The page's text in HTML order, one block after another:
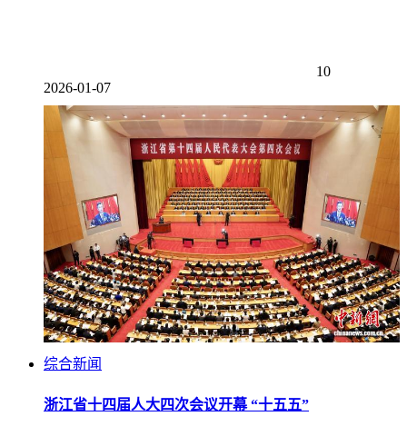
10
2026-01-07
综合新闻
浙江省十四届人大四次会议开幕 “十五五”